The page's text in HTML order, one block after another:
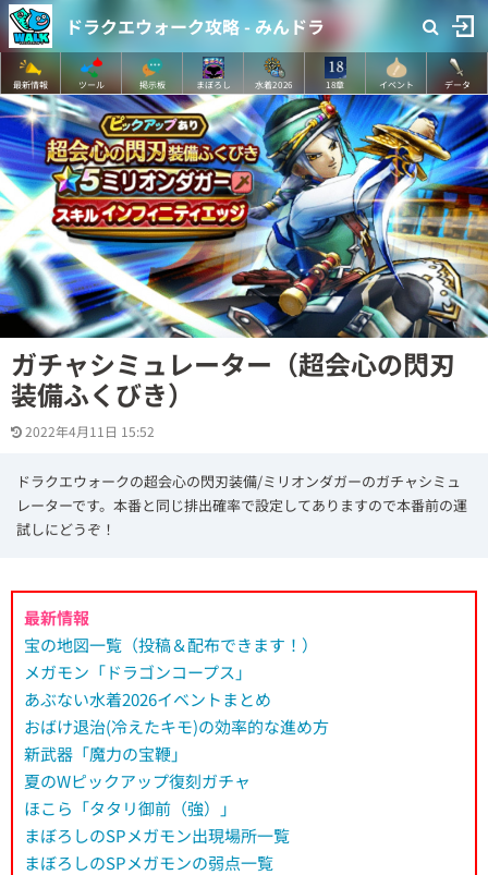
ドラクエウォーク攻略 - みんドラ
最新情報 ツール 掲示板 まぼろし 水着2026 18章 イベント データ
ガチャシミュレーター（超会心の閃刃
装備ふくびき）
2022年4月11日 15:52
ドラクエウォークの超会心の閃刃装備/ミリオンダガーのガチャシミュ
レーターです。本番と同じ排出確率で設定してありますので本番前の運
試しにどうぞ！
最新情報
宝の地図一覧（投稿＆配布できます！）
メガモン「ドラゴンコープス」
あぶない水着2026イベントまとめ
おばけ退治(冷えたキモ)の効率的な進め方
新武器「魔力の宝鞭」
夏のWピックアップ復刻ガチャ
ほこら「タタリ御前（強）」
まぼろしのSPメガモン出現場所一覧
まぼろしのSPメガモンの弱点一覧